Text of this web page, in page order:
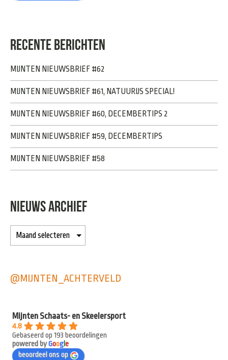
RECENTE BERICHTEN
MIJNTEN NIEUWSBRIEF #62
MIJNTEN NIEUWSBRIEF #61, NATUURIJS SPECIAL!
MIJNTEN NIEUWSBRIEF #60, DECEMBERTIPS 2
MIJNTEN NIEUWSBRIEF #59, DECEMBERTIPS
MIJNTEN NIEUWSBRIEF #58
NIEUWS ARCHIEF
@MIJNTEN_ACHTERVELD
Mijnten Schaats- en Skeelersport
4.8
Gebaseerd op 193 beoordelingen
powered byGoogle
beoordeel ons op